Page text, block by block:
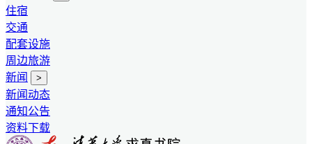
住宿
交通
配套设施
周边旅游
新闻
>
新闻动态
通知公告
资料下载